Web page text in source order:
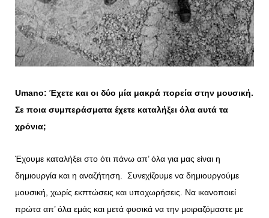
Umano: Έχετε και οι δύο μία μακρά πορεία στην μουσική.
Σε ποια συμπεράσματα έχετε καταλήξει όλα αυτά τα
χρόνια;
Έχουμε καταλήξει στο ότι πάνω απ’ όλα για μας είναι η
δημιουργία και η αναζήτηση. Συνεχίζουμε να δημιουργούμε
μουσική, χωρίς εκπτώσεις και υποχωρήσεις. Να ικανοποιεί
πρώτα απ’ όλα εμάς και μετά φυσικά να την μοιραζόμαστε με